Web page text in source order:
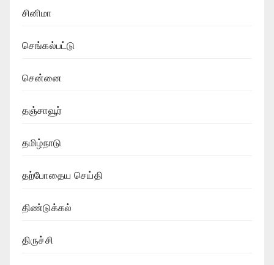
சினிமா
செங்கல்பட்டு
சென்னை
தஞ்சாவூர்
தமிழ்நாடு
தற்போதைய செய்தி
திண்டுக்கல்
திருச்சி